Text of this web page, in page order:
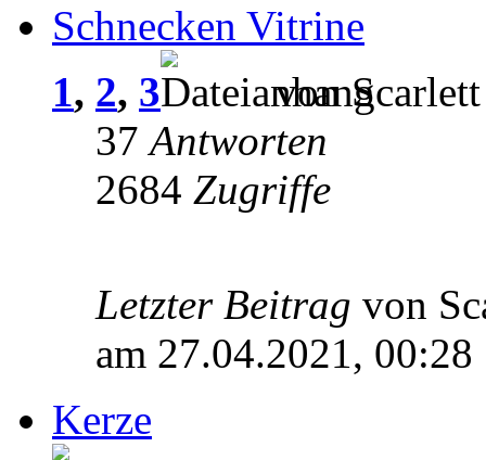
Schnecken Vitrine
1, 2, 3
von
37Antworten
2684 Zugriffe
Letzter Beitrag von
am 27.04.2021, 00:28
Kerze